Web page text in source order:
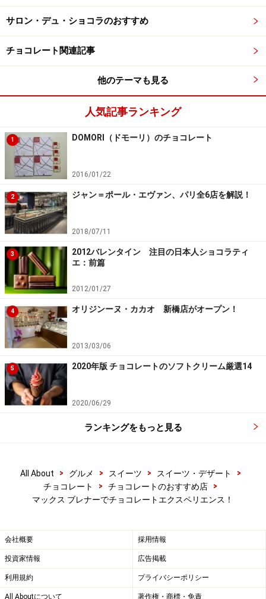
サロン・デュ・ショコラのおすすめ
チョコレート関連記事
他のテーマも見る
人気記事ランキング
1 DOMORI（ドモーリ）のチョコレート
2016/01/22
2 ジャン＝ポール・エヴァン、パリ全6店を解説！
2018/07/11
3
2012バレンタイン 注目の日本人ショコラティ
エ：前篇
2012/01/27
4 オリジンーヌ・カカオ 新橋店がオープン！
2013/03/06
5 2020年版 チョコレートのソフトクリーム厳選14
2020/06/29
ランキングをもっと見る
All About > グルメ > スイーツ > スイーツ・デザート
>
チョコレート
> チョコレートのおすすめ店
>
マックス ブレナーでチョコレートエクスペリエンス！
会社概要 採用情報
投資家情報 広告掲載
利用規約 プライバシーポリシー
All Aboutについて 著作権・商標・免責